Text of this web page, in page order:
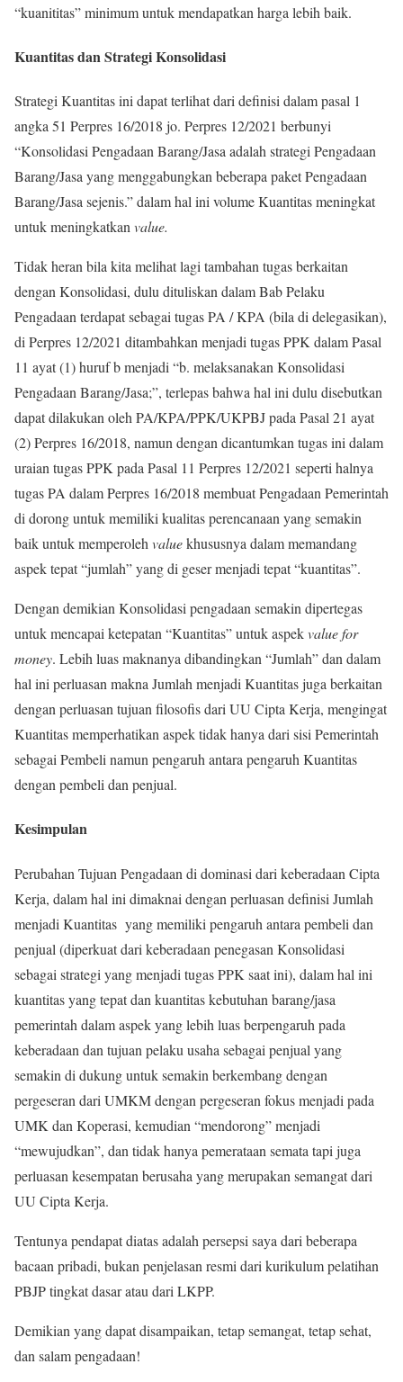
“kuanititas” minimum untuk mendapatkan harga lebih baik.
Kuantitas dan Strategi Konsolidasi
Strategi Kuantitas ini dapat terlihat dari definisi dalam pasal 1
angka 51 Perpres 16/2018 jo. Perpres 12/2021 berbunyi
“Konsolidasi Pengadaan Barang/Jasa adalah strategi Pengadaan
Barang/Jasa yang menggabungkan beberapa paket Pengadaan
Barang/Jasa sejenis.” dalam hal ini volume Kuantitas meningkat
untuk meningkatkan value.
Tidak heran bila kita melihat lagi tambahan tugas berkaitan
dengan Konsolidasi, dulu dituliskan dalam Bab Pelaku
Pengadaan terdapat sebagai tugas PA / KPA (bila di delegasikan),
di Perpres 12/2021 ditambahkan menjadi tugas PPK dalam Pasal
11 ayat (1) huruf b menjadi “b. melaksanakan Konsolidasi
Pengadaan Barang/Jasa;”, terlepas bahwa hal ini dulu disebutkan
dapat dilakukan oleh PA/KPA/PPK/UKPBJ pada Pasal 21 ayat
(2) Perpres 16/2018, namun dengan dicantumkan tugas ini dalam
uraian tugas PPK pada Pasal 11 Perpres 12/2021 seperti halnya
tugas PA dalam Perpres 16/2018 membuat Pengadaan Pemerintah
di dorong untuk memiliki kualitas perencanaan yang semakin
baik untuk memperoleh valuekhususnya dalam memandang
aspek tepat “jumlah” yang di geser menjadi tepat “kuantitas”.
Dengan demikian Konsolidasi pengadaan semakin dipertegas
untuk mencapai ketepatan “Kuantitas” untuk aspekvalue for
money. Lebih luas maknanya dibandingkan “Jumlah” dan dalam
hal ini perluasan makna Jumlah menjadi Kuantitas juga berkaitan
dengan perluasan tujuan filosofis dari UU Cipta Kerja, mengingat
Kuantitas memperhatikan aspek tidak hanya dari sisi Pemerintah
sebagai Pembeli namun pengaruh antara pengaruh Kuantitas
dengan pembeli dan penjual.
Kesimpulan
Perubahan Tujuan Pengadaan di dominasi dari keberadaan Cipta
Kerja, dalam hal ini dimaknai dengan perluasan definisi Jumlah
menjadi Kuantitas yang memiliki pengaruh antara pembeli dan
penjual (diperkuat dari keberadaan penegasan Konsolidasi
sebagai strategi yang menjadi tugas PPK saat ini), dalam hal ini
kuantitas yang tepat dan kuantitas kebutuhan barang/jasa
pemerintah dalam aspek yang lebih luas berpengaruh pada
keberadaan dan tujuan pelaku usaha sebagai penjual yang
semakin di dukung untuk semakin berkembang dengan
pergeseran dari UMKM dengan pergeseran fokus menjadi pada
UMK dan Koperasi, kemudian “mendorong” menjadi
“mewujudkan”, dan tidak hanya pemerataan semata tapi juga
perluasan kesempatan berusaha yang merupakan semangat dari
UU Cipta Kerja.
Tentunya pendapat diatas adalah persepsi saya dari beberapa
bacaan pribadi, bukan penjelasan resmi dari kurikulum pelatihan
PBJP tingkat dasar atau dari LKPP.
Demikian yang dapat disampaikan, tetap semangat, tetap sehat,
dan salam pengadaan!